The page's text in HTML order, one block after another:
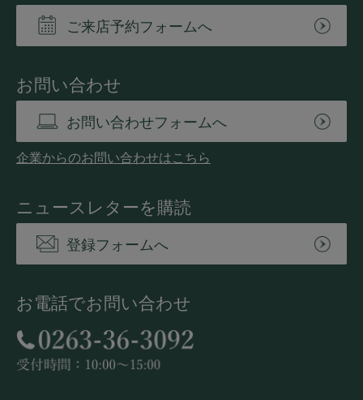
ご来店予約フォームへ
お問い合わせ
お問い合わせフォームへ
企業からのお問い合わせはこちら
ニュースレターを購読
登録フォームへ
お電話でお問い合わせ